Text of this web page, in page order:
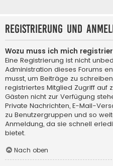
Registrierung und
Wozu muss ich mich
Eine Registrierung ist nicht
Administration dieses Forums
musst, um Beiträge zu
registriertes Mitglied Zugriff auf
Gästen nicht zur Verfügung
Private Nachrichten, E-Mail-
zu Benutzergruppen und so
Anmeldung, da sie schnell
bietet.
Nach oben